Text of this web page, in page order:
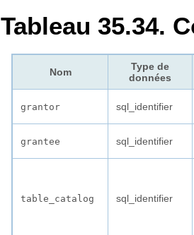
Tableau 35.34.
Nom
Type de
données
grantor sql_identifier
grantee sql_identifier
table_catalog sql_identifier